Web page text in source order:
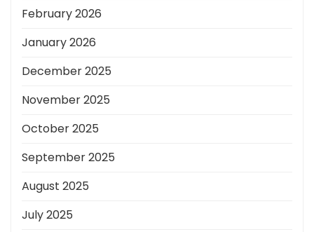
February 2026
January 2026
December 2025
November 2025
October 2025
September 2025
August 2025
July 2025